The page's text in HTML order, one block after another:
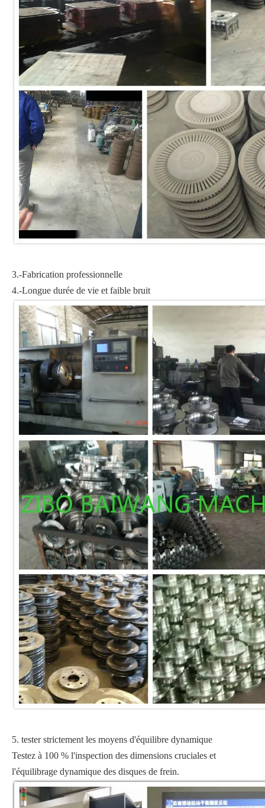
3.-Fabrication professionnelle
4.-Longue durée de vie et faible bruit
5. tester strictement les moyens d'équilibre dynamique
Testez à 100 % l'inspection des dimensions cruciales et
l'équilibrage dynamique des disques de frein.